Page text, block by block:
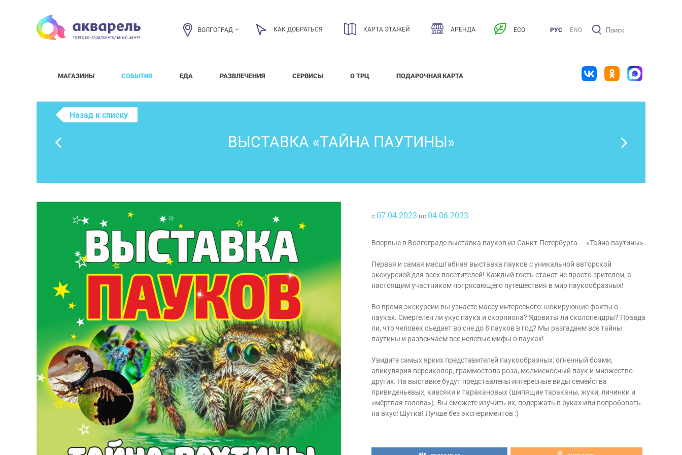
ВОЛГОГРАД КАК ДОБРАТЬСЯ КАРТА ЭТАЖЕЙ АРЕНДА ECO РУС ENG
МАГАЗИНЫ СОБЫТИЯ ЕДА РАЗВЛЕЧЕНИЯ СЕРВИСЫ О ТРЦ ПОДАРОЧНАЯ КАРТА
Назад к списку
ВЫСТАВКА «ТАЙНА ПАУТИНЫ»
с 07.04.2023 по 04.06.2023
Впервые в Волгограде выставка пауков из Санкт-Петербурга — «Тайна паутины».
Первая и самая масштабная выставка пауков с уникальной авторской
экскурсией для всех посетителей! Каждый гость станет не просто зрителем, а
настоящим участником потрясающего путешествия в мир паукообразных!
Во время экскурсии вы узнаете массу интересного: шокирующие факты о
пауках. Смертелен ли укус паука и скорпиона? Ядовиты ли сколопендры? Правда
ли, что человек съедает во сне до 8 пауков в год? Мы разгадаем все тайны
паутины и развенчаем все нелепые мифы о пауках!
Увидите самых ярких представителей паукообразных: огненный боэми,
авикулярия версиколор, граммостола роза, молниеносный паук и множество
других. На выставке будут представлены интересные виды семейства
привиденьевых, кивсяки и таракановых (шипящие тараканы, жуки, личинки и
«мёртвая голова»). Вы сможете изучить их, подержать в руках или попробовать
на вкус! Шутка! Лучше без экспериментов :)